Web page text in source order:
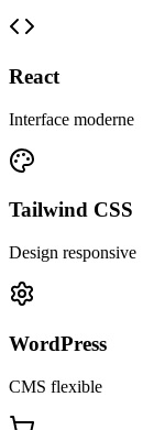
React
Interface moderne
Tailwind CSS
Design responsive
WordPress
CMS flexible